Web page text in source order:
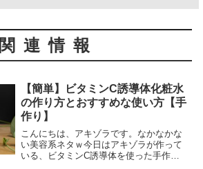
関連情報
【簡単】ビタミンC誘導体化粧水
の作り方とおすすめな使い方【手
作り】
こんにちは、アキゾラです。なかなかな
い美容系ネタｗ今日はアキゾラが作って
いる、ビタミンC誘導体を使った手作り